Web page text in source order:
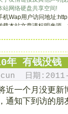
站网络硬盘共享空间!
机Wap用户访问地址
载本站文章请标明来源
Blog垃圾信息骚扰,遂升
请友情链接请点这里看
未特别说明,本站所有内
站部分资源需要会员才
迎大家加入本站交流群:
增加世界杯在线播放平台:
年 有钱没钱
日期
近一个月没更新
通知下到访的朋